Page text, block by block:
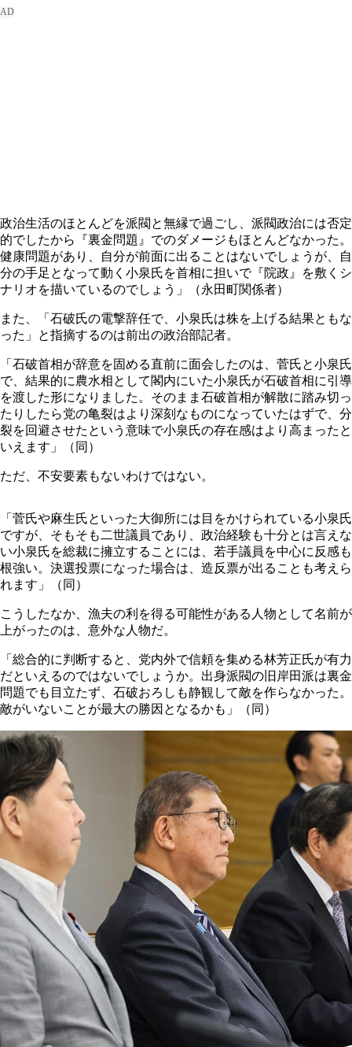
政治生活のほとんどを派閥と無縁で過ごし、派閥政治には否定
的でしたから『裏金問題』でのダメージもほとんどなかった。
健康問題があり、自分が前面に出ることはないでしょうが、自
分の手足となって動く小泉氏を首相に担いで『院政』を敷くシ
ナリオを描いているのでしょう」（永田町関係者）
また、「石破氏の電撃辞任で、小泉氏は株を上げる結果ともな
った」と指摘するのは前出の政治部記者。
「石破首相が辞意を固める直前に面会したのは、菅氏と小泉氏
で、結果的に農水相として閣内にいた小泉氏が石破首相に引導
を渡した形になりました。そのまま石破首相が解散に踏み切っ
たりしたら党の亀裂はより深刻なものになっていたはずで、分
裂を回避させたという意味で小泉氏の存在感はより高まったと
いえます」（同）
ただ、不安要素もないわけではない。
「菅氏や麻生氏といった大御所には目をかけられている小泉氏
ですが、そもそも二世議員であり、政治経験も十分とは言えな
い小泉氏を総裁に擁立することには、若手議員を中心に反感も
根強い。決選投票になった場合は、造反票が出ることも考えら
れます」（同）
こうしたなか、漁夫の利を得る可能性がある人物として名前が
上がったのは、意外な人物だ。
「総合的に判断すると、党内外で信頼を集める林芳正氏が有力
だといえるのではないでしょうか。出身派閥の旧岸田派は裏金
問題でも目立たず、石破おろしも静観して敵を作らなかった。
敵がいないことが最大の勝因となるかも」（同）